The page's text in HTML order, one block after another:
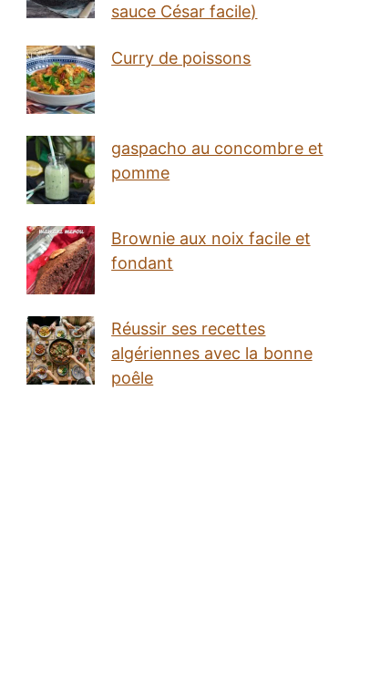
sauce César facile)
Curry de poissons
gaspacho au concombre et
pomme
Brownie aux noix facile et
fondant
Réussir ses recettes
algériennes avec la bonne
poêle